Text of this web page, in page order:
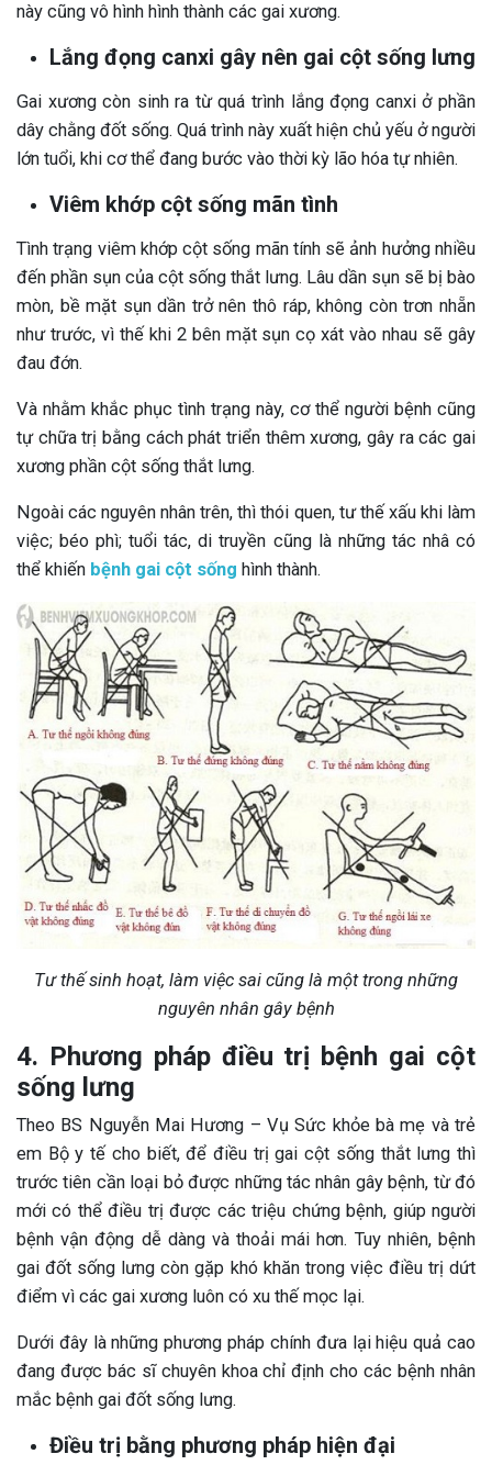
này cũng vô hình hình thành các gai xương.
Lắng đọng canxi gây nên gai cột sống lưng
Gai xương còn sinh ra từ quá trình lắng đọng canxi ở phần
dây chằng đốt sống. Quá trình này xuất hiện chủ yếu ở người
lớn tuổi, khi cơ thể đang bước vào thời kỳ lão hóa tự nhiên.
Viêm khớp cột sống mãn tình
Tình trạng viêm khớp cột sống mãn tính sẽ ảnh hưởng nhiều
đến phần sụn của cột sống thắt lưng. Lâu dần sụn sẽ bị bào
mòn, bề mặt sụn dần trở nên thô ráp, không còn trơn nhẵn
như trước, vì thế khi 2 bên mặt sụn cọ xát vào nhau sẽ gây
đau đớn.
Và nhằm khắc phục tình trạng này, cơ thể người bệnh cũng
tự chữa trị bằng cách phát triển thêm xương, gây ra các gai
xương phần cột sống thắt lưng.
Ngoài các nguyên nhân trên, thì thói quen, tư thế xấu khi làm
việc; béo phì; tuổi tác, di truyền cũng là những tác nhâ có
thể khiến bệnh gai cột sống hình thành.
Tư thế sinh hoạt, làm việc sai cũng là một trong những
nguyên nhân gây bệnh
4. Phương pháp điều trị bệnh gai cột
sống lưng
Theo BS Nguyễn Mai Hương – Vụ Sức khỏe bà mẹ và trẻ
em Bộ y tế cho biết, để điều trị gai cột sống thắt lưng thì
trước tiên cần loại bỏ được những tác nhân gây bệnh, từ đó
mới có thể điều trị được các triệu chứng bệnh, giúp người
bệnh vận động dễ dàng và thoải mái hơn. Tuy nhiên, bệnh
gai đốt sống lưng còn gặp khó khăn trong việc điều trị dứt
điểm vì các gai xương luôn có xu thế mọc lại.
Dưới đây là những phương pháp chính đưa lại hiệu quả cao
đang được bác sĩ chuyên khoa chỉ định cho các bệnh nhân
mắc bệnh gai đốt sống lưng.
Điều trị bằng phương pháp hiện đại